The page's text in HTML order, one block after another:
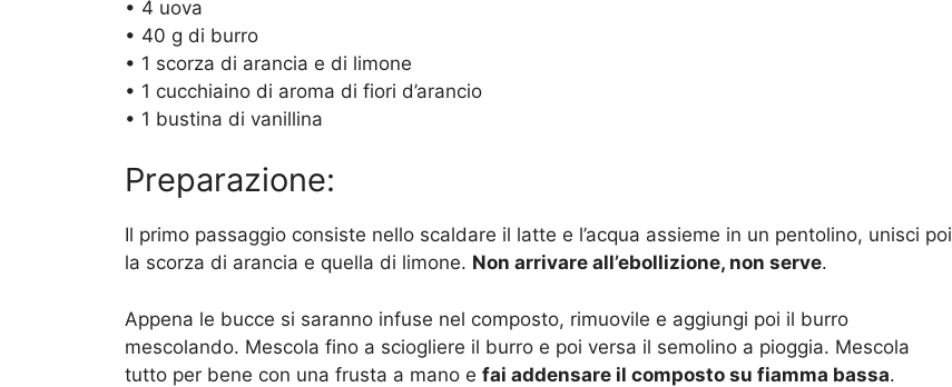
• 4 uova
• 40 g di burro
• 1 scorza di arancia e di limone
• 1 cucchiaino di aroma di fiori d’arancio
• 1 bustina di vanillina
Preparazione:
Il primo passaggio consiste nello scaldare il latte e l’acqua assieme in un pentolino, unisci poi
la scorza di arancia e quella di limone. Non arrivare all’ebollizione, non serve.
Appena le bucce si saranno infuse nel composto, rimuovile e aggiungi poi il burro
mescolando. Mescola fino a sciogliere il burro e poi versa il semolino a pioggia. Mescola
tutto per bene con una frusta a mano e fai addensare il composto su fiamma bassa.